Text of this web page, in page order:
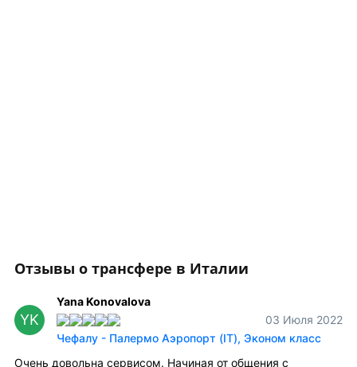
Отзывы о трансфере в Италии
YK
Yana Konovalova
03 Июля 2022
Чефалу - Палермо Аэропорт (IT), Эконом класс
Очень довольна сервисом. Начиная от общения с